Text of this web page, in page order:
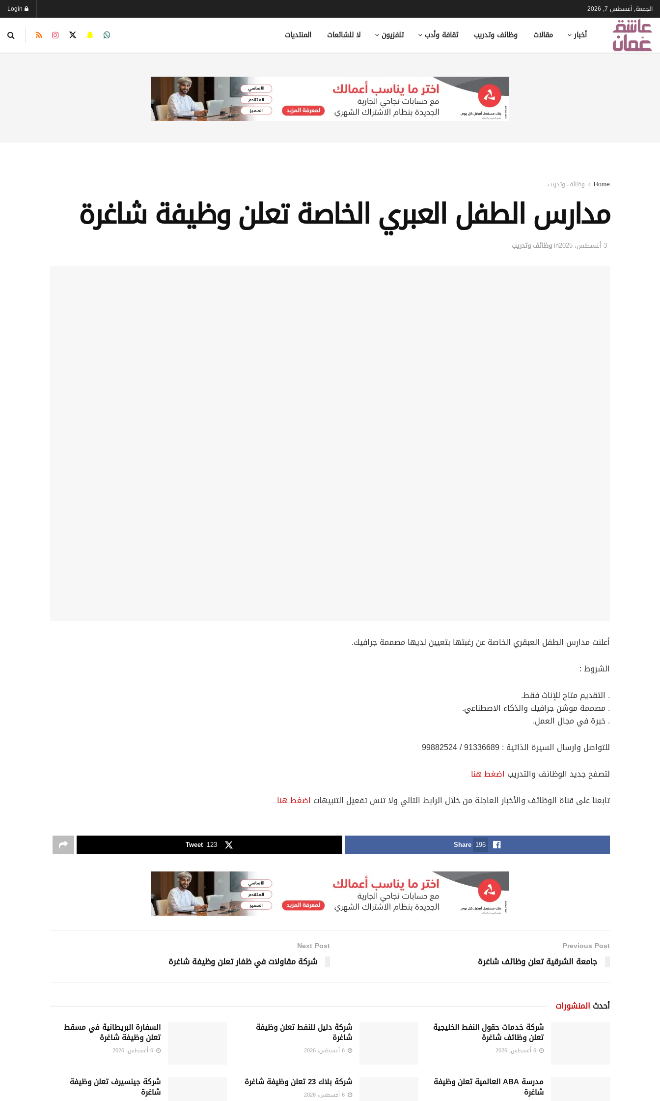
الجمعة, أغسطس 7, 2026
أخبار مقالات وظائف وتدريب ثقافة وأدب تلفزيون لا للشائعات المنتديات
Home وظائف وتدريب
مدارس الطفل العبري الخاصة تعلن وظيفة شاغرة
3 أغسطس، 2025 in وظائف وتدريب
أعلنت مدارس الطفل العبقري الخاصة عن رغبتها بتعيين لديها مصممة جرافيك.
الشروط :
. التقديم متاح للإناث فقط.
. مصممة موشن جرافيك والذكاء الاصطناعي.
. خبرة في مجال العمل.
للتواصل وارسال السيرة الذاتية : 91336689 / 99882524
لتصفح جديد الوظائف والتدريب اضغط هنا
تابعنا على قناة الوظائف والأخبار العاجلة من خلال الرابط التالي ولا تنسَ تفعيل التنبيهات اضغط هنا
Share 196
Tweet 123
Previous Post
جامعة الشرقية تعلن وظائف شاغرة
Next Post
شركة مقاولات في ظفار تعلن وظيفة شاغرة
أحدث المنشورات
شركة خدمات حقول النفط الخليجية
تعلن وظائف شاغرة
شركة دليل للنفط تعلن وظيفة
شاغرة
السفارة البريطانية في مسقط
تعلن وظيفة شاغرة
مدرسة ABA العالمية تعلن وظيفة
شاغرة
شركة بلاك 23 تعلن وظيفة شاغرة شركة جينسيرف تعلن وظيفة
شاغرة